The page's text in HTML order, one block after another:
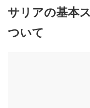
サリアの基本
ついて